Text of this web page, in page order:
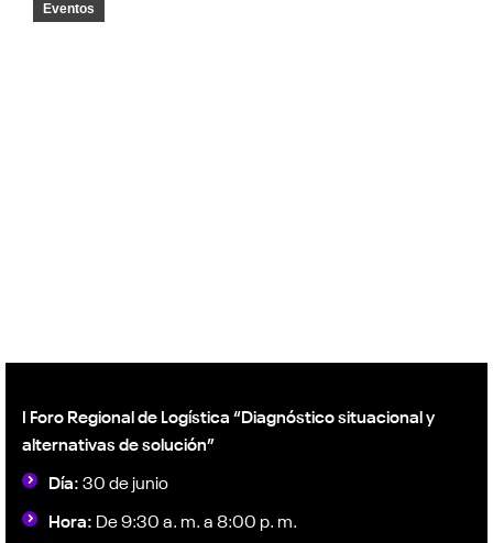
Eventos
I Foro Regional de Logística “Diagnóstico situacional y
alternativas de solución”
Día:30 de junio
Hora: De 9:30 a. m. a 8:00 p. m.